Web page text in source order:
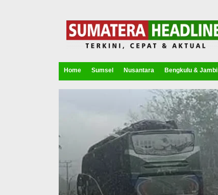
Home Sumsel Nusantara Bengkulu & Jambi